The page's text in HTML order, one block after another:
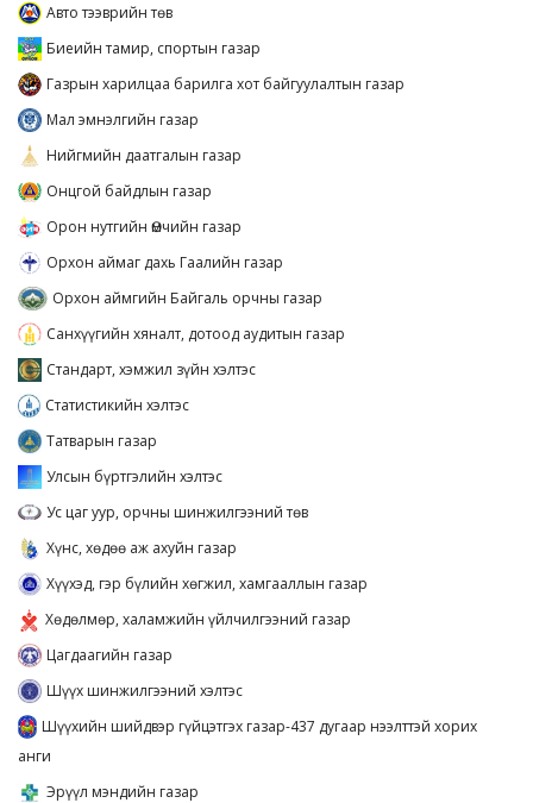
Авто тээврийн төв
Биеийн тамир, спортын газар
Газрын харилцаа барилга хот байгуулалтын газар
Мал эмнэлгийн газар
Нийгмийн даатгалын газар
Онцгой байдлын газар
Орон нутгийн Өмчийн газар
Орхон аймаг дахь Гаалийн газар
Орхон аймгийн Байгаль орчны газар
Санхүүгийн хяналт, дотоод аудитын газар
Стандарт, хэмжил зүйн хэлтэс
Статистикийн хэлтэс
Татварын газар
Улсын бүртгэлийн хэлтэс
Ус цаг уур, орчны шинжилгээний төв
Хүнс, хөдөө аж ахуйн газар
Хүүхэд, гэр бүлийн хөгжил, хамгааллын газар
Хөдөлмөр, халамжийн үйлчилгээний газар
Цагдаагийн газар
Шүүх шинжилгээний хэлтэс
Шүүхийн шийдвэр гүйцэтгэх газар-437 дугаар нээлттэй хорих
анги
Эрүүл мэндийн газар